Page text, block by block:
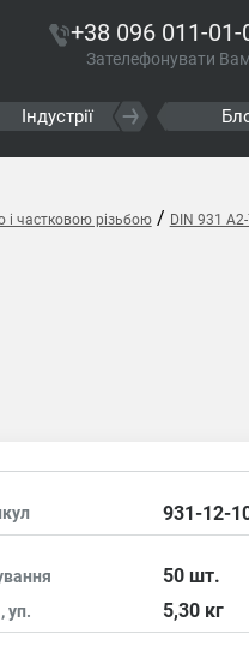
+38 096 011-01-
Зателефонувати
Індустрії
і частковою різьбою/ DIN 931
931-12-
50шт.
уп. 5,30 кг